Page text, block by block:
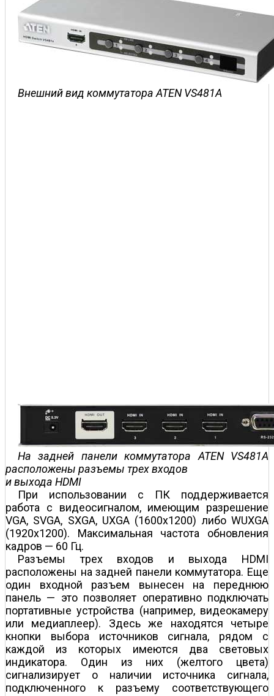
Внешний вид коммутатора ATEN VS481A
На задней панели коммутатора ATEN VS481A
расположены разъемы трех входов
и выхода HDMI
При использовании с ПК поддерживается
работа с видеосигналом, имеющим разрешение
VGA, SVGA, SXGA, UXGA (1600x1200) либо WUXGA
(1920x1200). Максимальная частота обновления
кадров — 60 Гц.
Разъемы трех входов и выхода HDMI
расположены на задней панели коммутатора. Еще
один входной разъем вынесен на переднюю
панель — это позволяет оперативно подключать
портативные устройства (например, видеокамеру
или медиаплеер). Здесь же находятся четыре
кнопки выбора источников сигнала, рядом с
каждой из которых имеются два световых
индикатора. Один из них (желтого цвета)
сигнализирует о наличии источника сигнала,
подключенного к разъему соответствующего